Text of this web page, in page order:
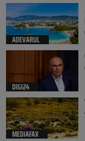
ADEVARUL
DIGI24
MEDIAFAX